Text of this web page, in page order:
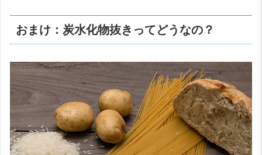
おまけ：炭水化物抜きってどうなの？